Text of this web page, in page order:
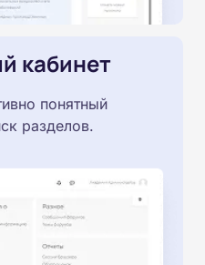
кабинет
понятный
разделов.